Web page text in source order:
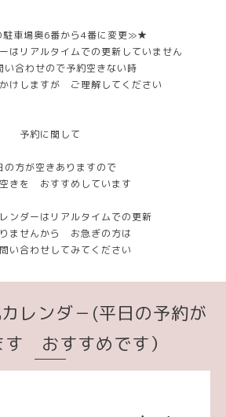
車場奥6番から4番に変更≫★
はリアルタイムでの更新していません
い合わせので予約空きない時
けしますが ご理解してください
予約に関して
の方が空きありますので
きを おすすめしています
ンダーはリアルタイムでの更新
ませんから お急ぎの方は
い合わせしてみてください
レンダ－(平日の予約が
す おすすめです）